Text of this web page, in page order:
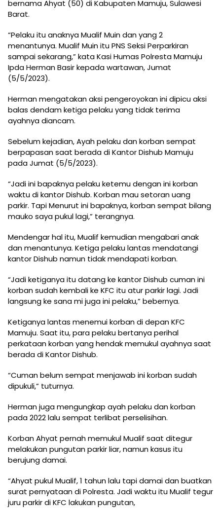
bernama Ahyat (50) di Kabupaten Mamuju, Sulawesi
Barat.
“Pelaku itu anaknya Mualif Muin dan yang 2
menantunya. Mualif Muin itu PNS Seksi Perparkiran
sampai sekarang,” kata Kasi Humas Polresta Mamuju
Ipda Herman Basir kepada wartawan, Jumat
(5/5/2023).
Herman mengatakan aksi pengeroyokan ini dipicu aksi
balas dendam ketiga pelaku yang tidak terima
ayahnya diancam.
Sebelum kejadian, Ayah pelaku dan korban sempat
berpapasan saat berada di Kantor Dishub Mamuju
pada Jumat (5/5/2023).
“Jadi ini bapaknya pelaku ketemu dengan ini korban
waktu di kantor Dishub. Korban mau setoran uang
parkir. Tapi Menurut ini bapaknya, korban sempat bilang
mauko saya pukul lagi,” terangnya.
Mendengar hal itu, Mualif kemudian mengabari anak
dan menantunya. Ketiga pelaku lantas mendatangi
kantor Dishub namun tidak mendapati korban.
“Jadi ketiganya itu datang ke kantor Dishub cuman ini
korban sudah kembali ke KFC itu atur parkir lagi. Jadi
langsung ke sana mi juga ini pelaku,” bebernya.
Ketiganya lantas menemui korban di depan KFC
Mamuju. Saat itu, para pelaku bertanya perihal
perkataan korban yang hendak memukul ayahnya saat
berada di Kantor Dishub.
“Cuman belum sempat menjawab ini korban sudah
dipukuli,” tuturnya.
Herman juga mengungkap ayah pelaku dan korban
pada 2022 lalu sempat terlibat perselisihan.
Korban Ahyat pernah memukul Mualif saat ditegur
melakukan pungutan parkir liar, namun kasus itu
berujung damai.
“Ahyat pukul Mualif, 1 tahun lalu tapi damai dan buatkan
surat pernyataan di Polresta. Jadi waktu itu Mualif tegur
juru parkir di KFC lakukan pungutan,